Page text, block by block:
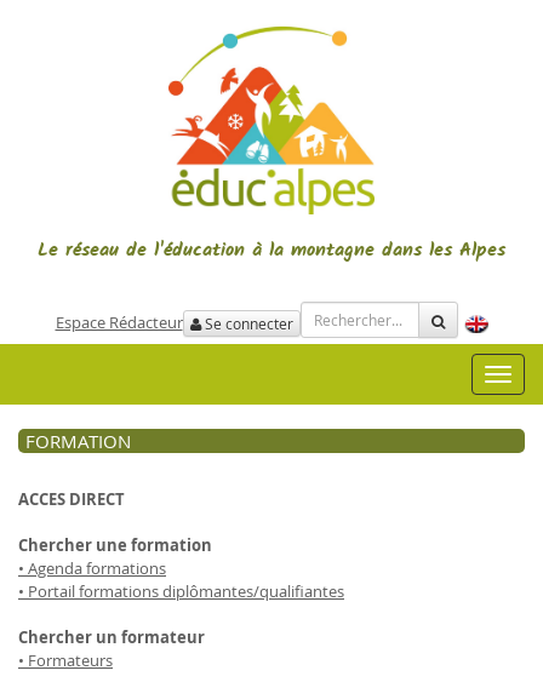
Le réseau de l'éducation à la montagne dans les Alpes
Espace Rédacteur Se connecter
FORMATION
ACCES DIRECT
Chercher une formation
• Agenda formations
• Portail formations diplômantes/qualifiantes
Chercher un formateur
• Formateurs